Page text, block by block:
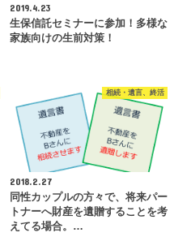
2019.4.23
生保信託セミナーに参加！多様な
家族向けの生前対策！
相続・遺言、終活
2018.2.27
同性カップルの方々で、将来パー
トナーへ財産を遺贈することを考
えてる場合。…